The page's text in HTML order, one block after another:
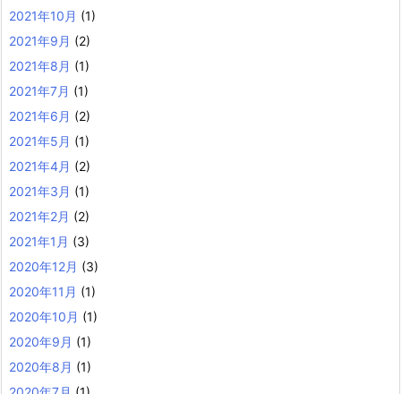
2021年10月 (1)
2021年9月 (2)
2021年8月 (1)
2021年7月 (1)
2021年6月 (2)
2021年5月 (1)
2021年4月 (2)
2021年3月 (1)
2021年2月 (2)
2021年1月 (3)
2020年12月 (3)
2020年11月 (1)
2020年10月 (1)
2020年9月 (1)
2020年8月 (1)